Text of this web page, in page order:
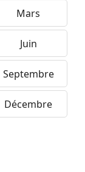
Mars
Juin
Septembre
Décembre